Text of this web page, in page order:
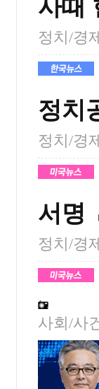
사때
정치/경
정치
정치/경
서명
정치/경
사회/사